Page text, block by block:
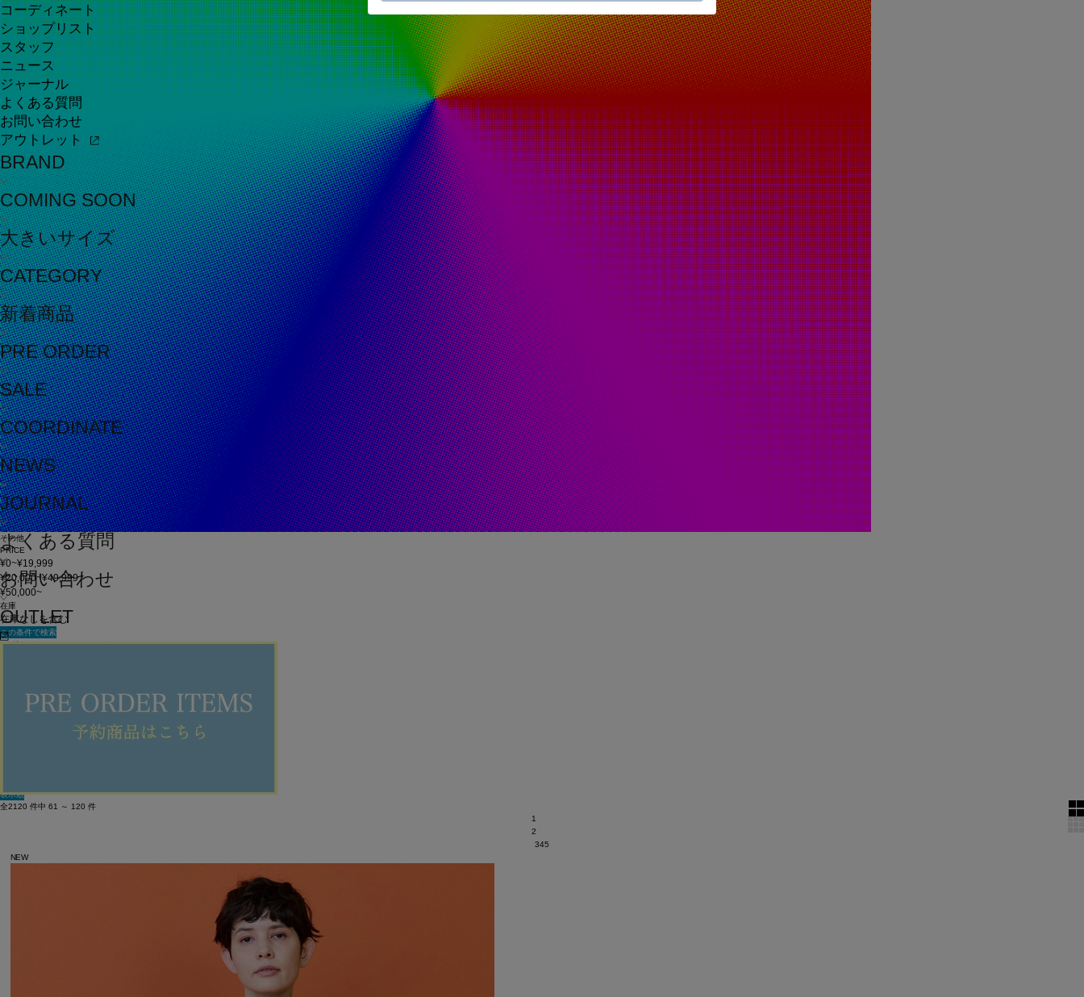
コーディネート
ショップリスト
スタッフ
ニュース
ジャーナル
よくある質問
お問い合わせ
アウトレット
BRAND
COMING SOON
大きいサイズ
CATEGORY
新着商品
PRE ORDER
SALE
COORDINATE
NEWS
JOURNAL
よくある質問
お問い合わせ
OUTLET
その他
PRICE
¥0~¥19,999
¥20,000~¥49,999
¥50,000~
在庫
在庫なしを含む
この条件で検索
60件
単色表示
表示順
全2120 件中 61 ～ 120 件
1
2
345
NEW